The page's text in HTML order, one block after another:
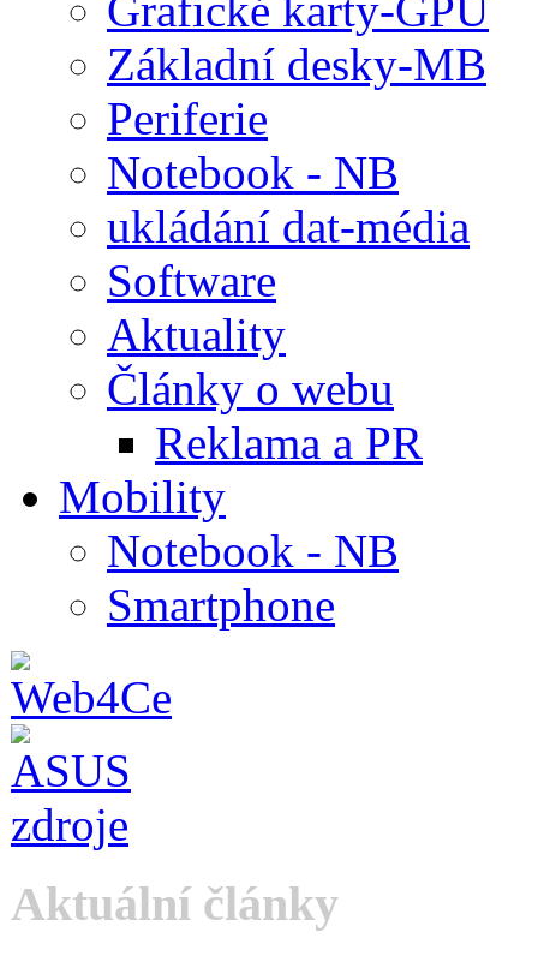
Základní desky-MB
Periferie
Notebook - NB
ukládání dat-média
Software
Aktuality
Články o webu
Reklama a PR
Mobility
Notebook - NB
Smartphone
Aktuální články